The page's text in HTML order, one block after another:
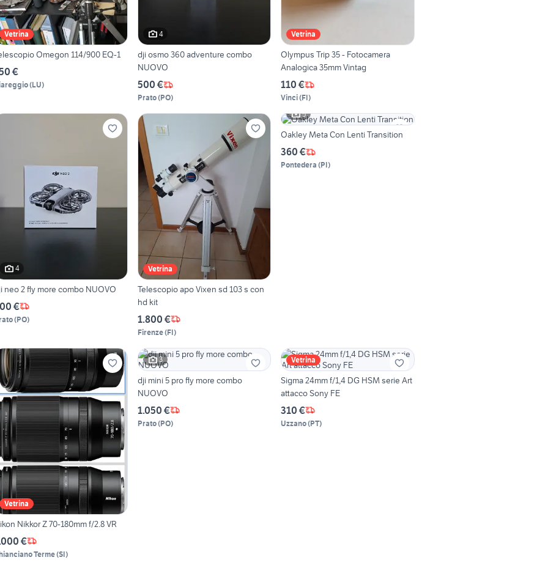
Vetrina
Omegon 114/900 EQ-1
€
(LU)
4
dji osmo 360 adventure combo
NUOVO
500 €
Prato(PO)
Vetrina
Olympus Trip 35 - Fotocamera
Analogica 35mm Vintag
110 €
Vinci(FI)
4
neo 2 fly more combo NUOVO
€
(PO)
Vetrina
Telescopio apo Vixen sd 103 s con
hd kit
1.800 €
Firenze(FI)
5
Oakley Meta Con Lenti Transition
360 €
Pontedera (PI)
Vetrina
Nikkor Z 70-180mm f/2.8 VR
€
Terme(SI)
3
dji mini 5 pro fly more combo
NUOVO
1.050 €
Prato(PO)
Vetrina
Sigma 24mm f/1,4 DG HSM serie Art
attacco Sony FE
310 €
Uzzano(PT)